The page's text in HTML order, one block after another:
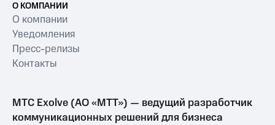
О КОМПАНИИ
О компании
Уведомления
Пресс-релизы
Контакты
МТС Exolve (АО «МТТ») — ведущий разработчик
коммуникационных решений для бизнеса